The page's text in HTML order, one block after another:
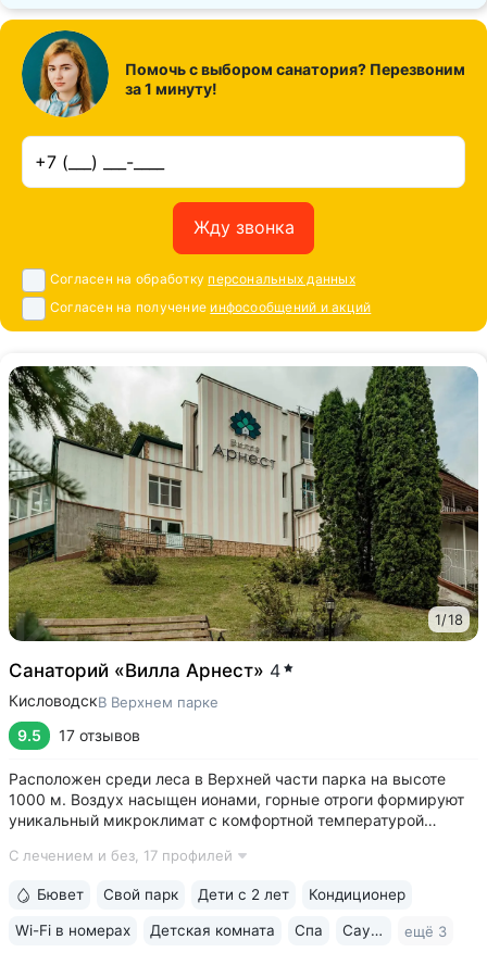
Помочь с выбором санатория? Перезвоним
за 1 минуту!
Жду звонка
Согласен на обработку персональных данных
Согласен на получение инфосообщений и акций
1/18
Санаторий «Вилла Арнест» 4
КисловодскВ Верхнем парке
9.5 17 отзывов
Расположен среди леса в Верхней части парка на высоте
1000 м. Воздух насыщен ионами, горные отроги формируют
уникальный микроклимат с комфортной температурой
№ 2Б Кисловодского парка • Один из лучших вариантов для
С лечением и без, 17 профилей
Бювет Свой парк Дети с 2 лет Кондиционер
Wi-Fi в номерах Детская комната Спа Сауна / хаммам ещё 3